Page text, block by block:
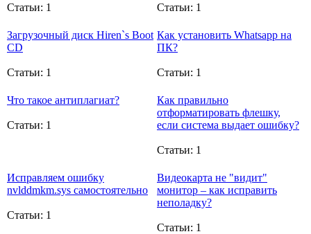
Статьи: 1 Статьи: 1
Загрузочный диск Hiren`s Boot
CD
Статьи: 1
Как установить Whatsapp на
ПК?
Статьи: 1
Что такое антиплагиат?
Статьи: 1
Как правильно
отформатировать флешку,
если система выдает ошибку?
Статьи: 1
Исправляем ошибку
nvlddmkm.sys самостоятельно
Статьи: 1
Видеокарта не "видит"
монитор – как исправить
неполадку?
Статьи: 1